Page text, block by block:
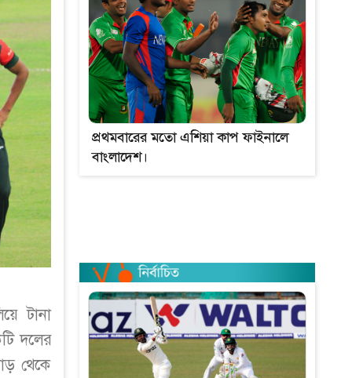
টানা
দলের
থেকে
প্রথমবারের মতো এশিয়া কাপ ফাইনালে
বাংলাদেশ।